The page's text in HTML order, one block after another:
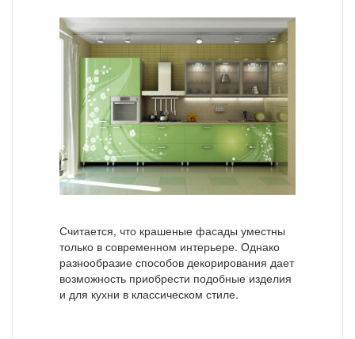
Считается, что крашеные фасады уместны
только в современном интерьере. Однако
разнообразие способов декорирования дает
возможность приобрести подобные изделия
и для кухни в классическом стиле.